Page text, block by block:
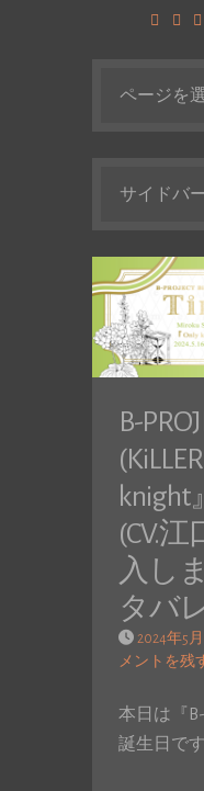
ページを
サイドバ
B-
knight
(CV.
入し
タバ
2024年5
メントを残
本日は『
誕生日で